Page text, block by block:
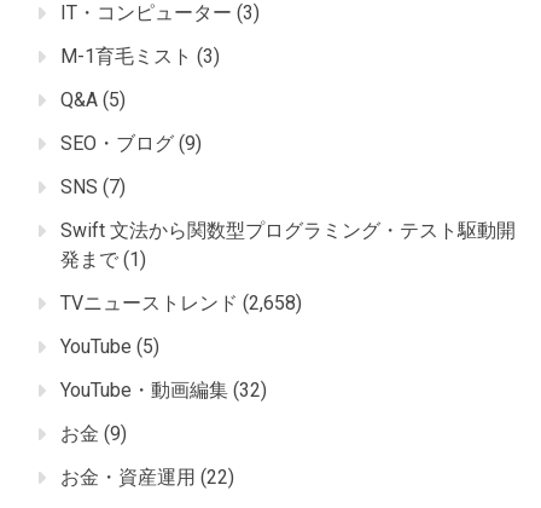
IT・コンピューター (3)
M-1育毛ミスト (3)
Q&A (5)
SEO・ブログ (9)
SNS (7)
Swift 文法から関数型プログラミング・テスト駆動開
発まで (1)
TVニューストレンド (2,658)
YouTube (5)
YouTube・動画編集 (32)
お金 (9)
お金・資産運用 (22)